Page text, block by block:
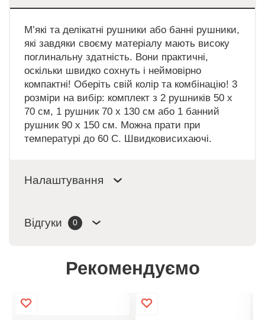
М’які та делікатні рушники або банні рушники,
які завдяки своєму матеріалу мають високу
поглинальну здатність. Вони практичні,
оскільки швидко сохнуть і неймовірно
компактні! Оберіть свій колір та комбінацію! 3
розміри на вибір: комплект з 2 рушників 50 x
70 см, 1 рушник 70 x 130 см або 1 банний
рушник 90 x 150 см. Можна прати при
температурі до 60 C. Швидковисихаючі.
Налаштування
Відгуки 0
Рекомендуємо